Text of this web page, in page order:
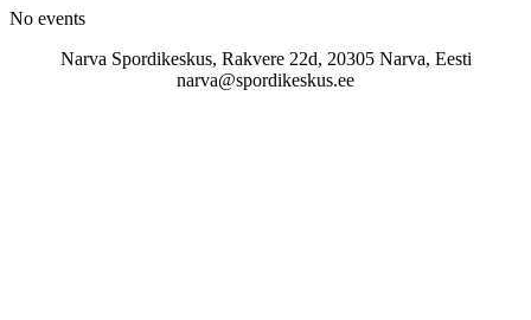
No events
Narva Spordikeskus, Rakvere 22d, 20305 Narva, Eesti
narva@spordikeskus.ee